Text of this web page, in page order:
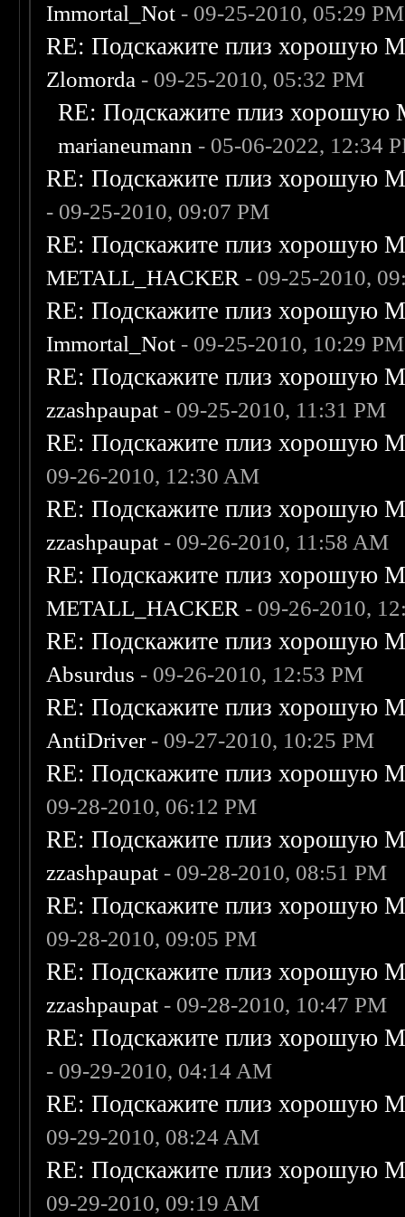
Immortal_Not - 09-25-2010, 05:29 PM
RE: Подскажите плиз хорошую
Zlomorda - 09-25-2010, 05:32 PM
RE: Подскажите плиз хорошую
marianeumann - 05-06-2022, 12:34
RE: Подскажите плиз хорошую
- 09-25-2010, 09:07 PM
RE: Подскажите плиз хорошую
METALL_HACKER - 09-25-2010,
RE: Подскажите плиз хорошую
Immortal_Not - 09-25-2010, 10:29 PM
RE: Подскажите плиз хорошую
zzashpaupat - 09-25-2010, 11:31 PM
RE: Подскажите плиз хорошую
09-26-2010, 12:30 AM
RE: Подскажите плиз хорошую
zzashpaupat - 09-26-2010, 11:58 AM
RE: Подскажите плиз хорошую
METALL_HACKER - 09-26-2010,
RE: Подскажите плиз хорошую
Absurdus - 09-26-2010, 12:53 PM
RE: Подскажите плиз хорошую
AntiDriver- 09-27-2010, 10:25 PM
RE: Подскажите плиз хорошую
09-28-2010, 06:12 PM
RE: Подскажите плиз хорошую
zzashpaupat - 09-28-2010, 08:51 PM
RE: Подскажите плиз хорошую
09-28-2010, 09:05 PM
RE: Подскажите плиз хорошую
zzashpaupat - 09-28-2010, 10:47 PM
RE: Подскажите плиз хорошую
- 09-29-2010, 04:14 AM
RE: Подскажите плиз хорошую
09-29-2010, 08:24 AM
RE: Подскажите плиз хорошую
09-29-2010, 09:19 AM